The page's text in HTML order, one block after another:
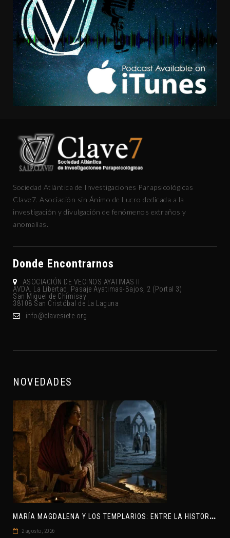
Sociedad Atlántica de Investigaciones Parapsicológicas
Clave7. Asociación sin Ánimo de Lucro dedicada a la
investigación y divulgación de fenómenos extraños y
anomalías.
Donde Encontrarnos
ASOCIACIÓN DE VECINOS AYATIMAS II
AVDA. La Libertad, Pasaje Ayatimas-Bajos, 2 (Portal 3)
San Miguel de Chimisay
38108 San Cristóbal de La Laguna
gro.eteisevalc@ofni
NOVEDADES
M
ARÍA MAGDALENA Y LOS TEMPLARIOS: ENTRE LA HISTORIA Y EL MISTERIO
2 agosto, 2026